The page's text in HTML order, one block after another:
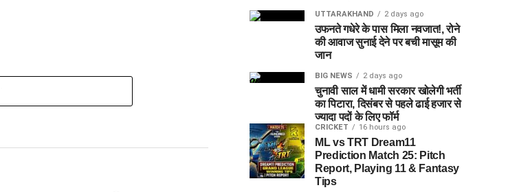
UTTARAKHAND 2 days ago
उफनते गधेरे के पास मिला नवजात!, रोने
की आवाज सुनाई देने पर बची मासूम की
जान
BIG NEWS 2 days ago
चुनावी साल में धामी सरकार खोलेगी भर्ती
का पिटारा, दिसंबर से पहले ढाई हजार से
ज्यादा पदों के लिए फॉर्म
CRICKET 16 hours ago
ML vs TRT Dream11
Prediction Match 25: Pitch
Report, Playing 11 & Fantasy
Tips